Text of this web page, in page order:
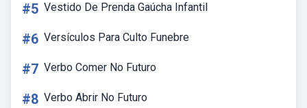
#5 Vestido De Prenda Gaúcha Infantil
#6 Versículos Para Culto Funebre
#7 Verbo Comer No Futuro
#8 Verbo Abrir No Futuro